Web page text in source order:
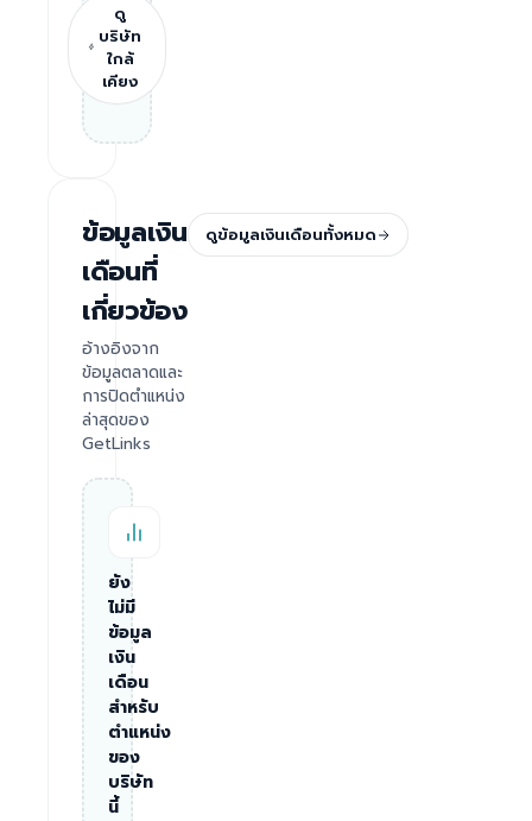
ดู
บริษัท
ใกล้
เคียง
ข้อมูลเงิน
เดือนที่
เกี่ยวข้อง
อ้างอิงจาก
ข้อมูลตลาดและ
การปิดตำแหน่ง
ล่าสุดของ
GetLinks
ดูข้อมูลเงินเดือนทั้งหมด
ยัง
ไม่มี
ข้อมูล
เงิน
เดือน
สำหรับ
ตำแหน่ง
ของ
บริษัท
นี้